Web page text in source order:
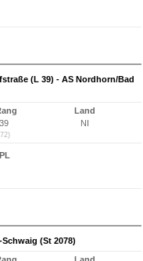
(L 39) - AS Nordhorn/Bad
Land
NI
(St 2078)